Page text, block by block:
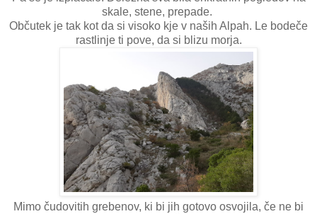
skale, stene, prepade.
Občutek je tak kot da si visoko kje v naših Alpah. Le bodeče
rastlinje ti pove, da si blizu morja.
Mimo čudovitih grebenov, ki bi jih gotovo osvojila, če ne bi